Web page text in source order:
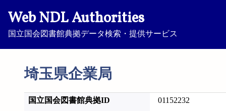
Web NDL Authorities
国立国会図書館典拠データ検索・提供サービス
埼玉県企業局
国立国会図書館典拠ID 01152232